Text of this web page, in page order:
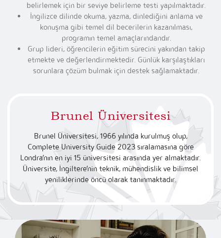
belirlemek için bir seviye belirleme testi yapılmaktadır.
İngilizce dilinde okuma, yazma, dinlediğini anlama ve
konuşma gibi temel dil becerilerin kazanılması,
programın temel amaçlarındandır.
Grup lideri, öğrencilerin eğitim sürecini yakından takip
etmekte ve değerlendirmektedir. Günlük karşılaştıkları
sorunlara çözüm bulmak için destek sağlamaktadır.
Brunel Üniversitesi
Brunel Üniversitesi, 1966 yılında kurulmuş olup,
Complete University Guide 2023 sıralamasına göre
Londra’nın en iyi 15 üniversitesi arasında yer almaktadır.
Üniversite, İngiltere’nin teknik, mühendislik ve bilimsel
yeniliklerinde öncü olarak tanınmaktadır.